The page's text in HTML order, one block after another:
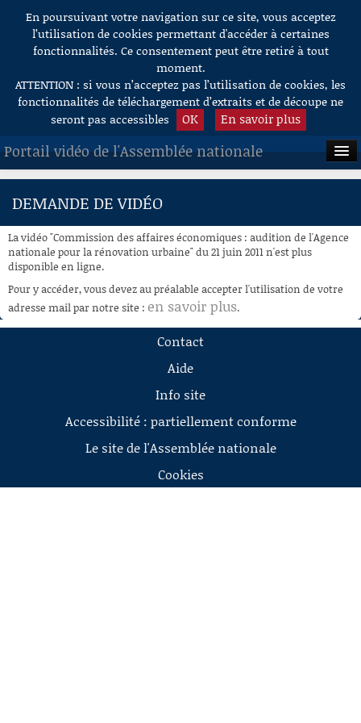
Aller au contenu
En poursuivant votre navigation sur ce site, vous acceptez
l’utilisation de cookies permettant d'accéder à certaines
fonctionnalités. Ce consentement peut être retiré à tout
moment.
ATTENTION : si vous n’acceptez pas l’utilisation de cookies, les
fonctionnalités de téléchargement d’extraits et de découpe ne
seront pas accessibles
OK En savoir plus
Portail vidéo de l'Assemblée nationale
ACCUEIL
À LA DEMANDE
RECHERCHE
AIDE À LA DÉCOUPE
DE VIDÉOS
DEMANDE DE VIDÉO
La vidéo "Commission des affaires économiques : audition de l'Agence
nationale pour la rénovation urbaine" du 21 juin 2011 n'est plus
disponible en ligne.
Pour y accéder, vous devez au préalable accepter l'utilisation de votre
adresse mail par notre site : en savoir plus.
Contact
Aide
Info site
Accessibilité : partiellement conforme
Le site de l'Assemblée nationale
Cookies